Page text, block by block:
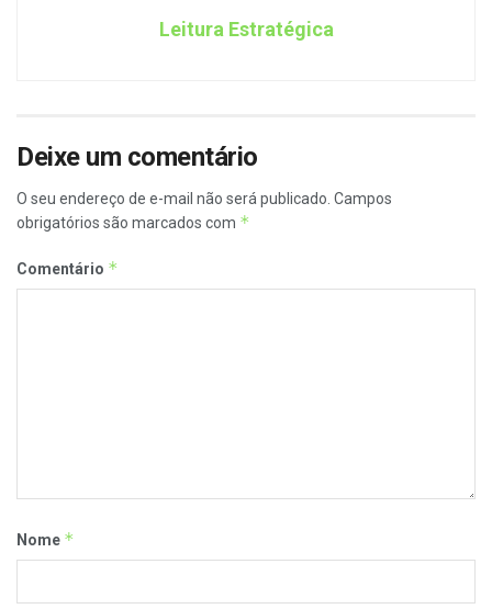
Leitura Estratégica
Deixe um comentário
O seu endereço de e-mail não será publicado. Campos
obrigatórios são marcados com *
Comentário *
Nome *